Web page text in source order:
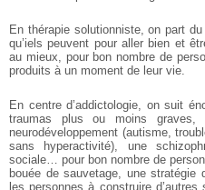
En thérapie solutionniste, on part
qu’iels peuvent pour aller bien et
au mieux, pour bon nombre de
produits à un moment de leur vie.
En centre d’addictologie, on suit
traumas plus ou moins graves,
neurodéveloppement (autisme,
sans hyperactivité), une
sociale… pour bon nombre de
bouée de sauvetage, une stratégie
les personnes à construire